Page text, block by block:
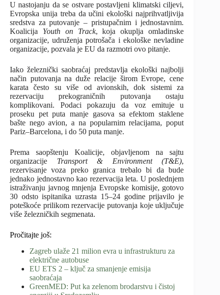
U nastojanju da se ostvare postavljeni klimatski ciljevi,
Evropska unija treba da učini ekološki najprihvatljivija
sredstva za putovanje – pristupačnim i jednostavnim.
Koalicija Youth on Track, koja okuplja omladinske
organizacije, udruženja potrošača i ekološke nevladine
organizacije, pozvala je EU da razmotri ovo pitanje.
Iako železnički saobraćaj predstavlja ekološki najbolji
način putovanja na duže relacije širom Evrope, cene
karata često su više od avionskih, dok sistemi za
rezervaciju prekograničnih putovanja ostaju
komplikovani. Podaci pokazuju da voz emituje u
proseku pet puta manje gasova sa efektom staklene
bašte nego avion, a na popularnim relacijama, poput
Pariz–Barcelona, i do 50 puta manje.
Prema saopštenju Koalicije, objavljenom na sajtu
organizacije Transport & Environment (T&E),
rezervisanje voza preko granica trebalo bi da bude
jednako jednostavno kao rezervacija leta. U poslednjem
istraživanju javnog mnjenja Evropske komisije, gotovo
30 odsto ispitanika uzrasta 15–24 godine prijavilo je
poteškoće prilikom rezervacije putovanja koje uključuje
više železničkih segmenata.
Pročitajte još:
Zagreb ulaže 21 milion evra u infrastrukturu za
električne autobuse
EU ETS 2 – ključ za smanjenje emisija
saobraćaja
GreenMED: Put ka zelenom brodarstvu i čistoj